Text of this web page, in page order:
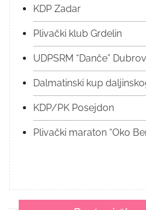
KDP Zadar
Plivački klub Grdelin
UDPSRM “Danče”
Dalmatinski kup
KDP/PK Posejdon
Plivački maraton “Oko